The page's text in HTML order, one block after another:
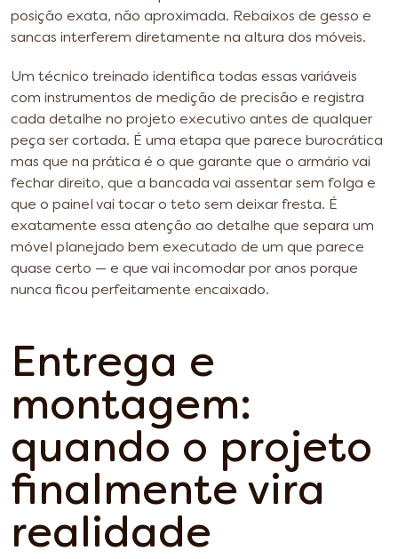
posição exata, não aproximada. Rebaixos de gesso e
sancas interferem diretamente na altura dos móveis.
Um técnico treinado identifica todas essas variáveis
com instrumentos de medição de precisão e registra
cada detalhe no projeto executivo antes de qualquer
peça ser cortada. É uma etapa que parece burocrática
mas que na prática é o que garante que o armário vai
fechar direito, que a bancada vai assentar sem folga e
que o painel vai tocar o teto sem deixar fresta. É
exatamente essa atenção ao detalhe que separa um
móvel planejado bem executado de um que parece
quase certo — e que vai incomodar por anos porque
nunca ficou perfeitamente encaixado.
Entrega e
montagem:
quando o projeto
finalmente vira
realidade